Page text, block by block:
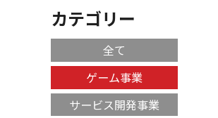
カテゴリー
全て
ゲーム事業
サービス開発事業